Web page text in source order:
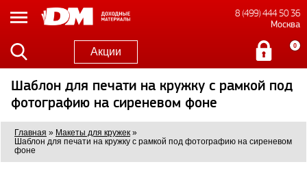
8 (499) 444 50 36
Москва
Акции 0
Шаблон для печати на кружку с рамкой под
фотографию на сиреневом фоне
Главная » Макеты для кружек »
Шаблон для печати на кружку с рамкой под фотографию на сиреневом
фоне